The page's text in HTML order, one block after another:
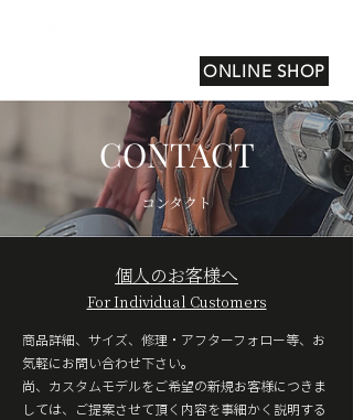
ONLINE SHOP
CONTACT
コンタクト
個人のお客様へ
For Individual Customers
商品詳細、サイズ、修理・アフターフォロー等、お
気軽にお問い合わせ下さい。
尚、カスタムモデルをご希望の新規お客様につきま
しては、ご提案させて頂く内容を事細かく説明する